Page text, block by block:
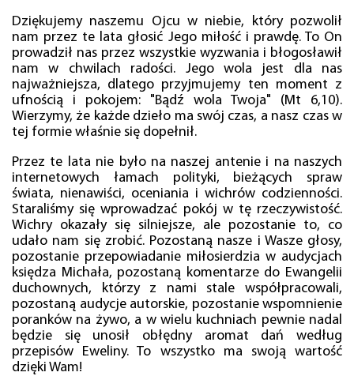
Dziękujemy naszemu Ojcu w niebie, który pozwolił
nam przez te lata głosić Jego miłość i prawdę. To On
prowadził nas przez wszystkie wyzwania i błogosławił
nam w chwilach radości. Jego wola jest dla nas
najważniejsza, dlatego przyjmujemy ten moment z
ufnością i pokojem: "Bądź wola Twoja" (Mt 6,10).
Wierzymy, że każde dzieło ma swój czas, a nasz czas w
tej formie właśnie się dopełnił.
Przez te lata nie było na naszej antenie i na naszych
internetowych łamach polityki, bieżących spraw
świata, nienawiści, oceniania i wichrów codzienności.
Staraliśmy się wprowadzać pokój w tę rzeczywistość.
Wichry okazały się silniejsze, ale pozostanie to, co
udało nam się zrobić. Pozostaną nasze i Wasze głosy,
pozostanie przepowiadanie miłosierdzia w audycjach
księdza Michała, pozostaną komentarze do Ewangelii
duchownych, którzy z nami stale współpracowali,
pozostaną audycje autorskie, pozostanie wspomnienie
poranków na żywo, a w wielu kuchniach pewnie nadal
będzie się unosił obłędny aromat dań według
przepisów Eweliny. To wszystko ma swoją wartość
dzięki Wam!